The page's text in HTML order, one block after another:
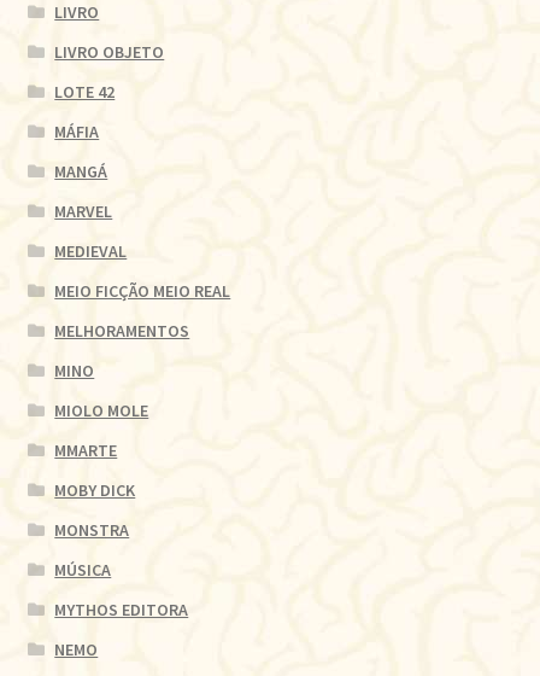
LIVRO
LIVRO OBJETO
LOTE 42
MÁFIA
MANGÁ
MARVEL
MEDIEVAL
MEIO FICÇÃO MEIO REAL
MELHORAMENTOS
MINO
MIOLO MOLE
MMARTE
MOBY DICK
MONSTRA
MÚSICA
MYTHOS EDITORA
NEMO